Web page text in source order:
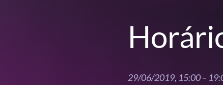
29/06/2019, 15:00 –